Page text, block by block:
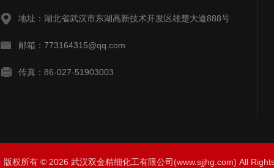
地址：湖北省武汉市东湖高新技术开发区雄楚大道888号
邮箱：773164315@qq.com
传真：86-027-51903003
版权所有 © 2026 武汉双金精细化工有限公司(www.sjjhg.com) All